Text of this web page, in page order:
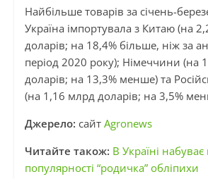
Найбільше товарів за січень-
Україна імпортувала з Китаю (на
доларів; на 18,4% більше, ніж за
період 2020 року); Німеччини (на
доларів; на 13,3% менше) та
(на 1,16 млрд доларів; на 3,5%
Джерело: сайт Agronews
Читайте також: В Україні
популярності “родичка” обліпихи